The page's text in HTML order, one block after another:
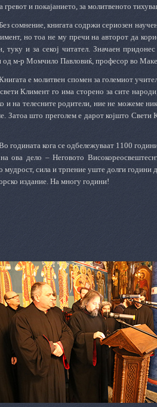
гревот и покајанието, за молитвеното
сомнение, книгата содржи сериозен
но тоа не му пречи на авторот да
туку и за секој читател. Значаен
од м-р Момчило Павловиќ, професор во
е молитвен спомен за големиот
Климент го има сторено за сите
и на телесните родители, ние не можеме
Затоа што преголем е дарот којшто Свети
годината кога се одбележуваат 1100
ова дело – Неговото
мудрост, сила и трпение уште долги години
издание. На многу години!